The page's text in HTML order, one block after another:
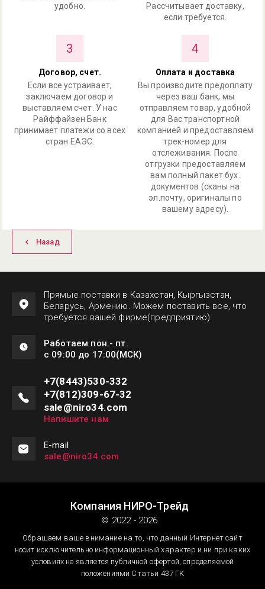
удобно.
Рассчитывает доставку,
если требуется.
3
Договор, счет.
Если все устраивает,
заключаем договор и
выставляем счет. У нас
Райффайзен Банк
принимает платежи со всех
стран ЕАЭС.
4
Оплата и доставка
Вы производите предоплату
через ваш банк, мы
отправляем товар, удобной
для Вас транспортной
компанией и предоставляем
трек-номер для
отслеживания. После
отгрузки предоставляем
вам полный пакет бух.
документов (сканы на
эл.почту, оригиналы по
вашему адресу).
Назад
Прямые поставки в Казахстан, Кыргызстан,
Беларусь, Армению. Можем поставить все, что
требуется вашей фирме(предприятию).
Работаем пон.- пт.
с 09:00 до 17:00(МСК)
+7(8443)530-332
+7(812)309-67-32
sale@niro34.com
Напишите нам
Е-mail
sale@niro34.com
Компания НИРО-Трейд
© 2022 - 2026
Обращаем ваше внимание на то, что данный Интернет сайт
носит исключительно информационный характер и ни при каких
условиях не является публичной офертой, определяемой
положениями Статьи 437 ГК